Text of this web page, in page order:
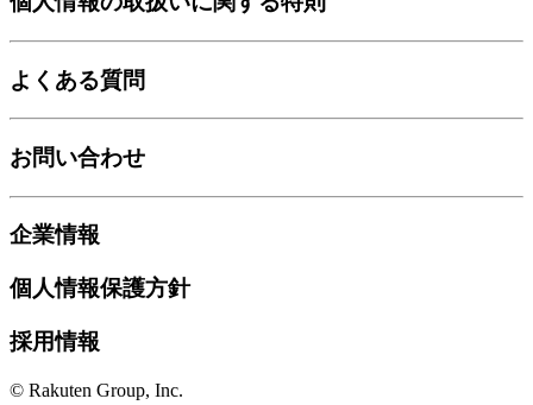
よくある質問
お問い合わせ
企業情報
個人情報保護方針
採用情報
© Rakuten Group, Inc.